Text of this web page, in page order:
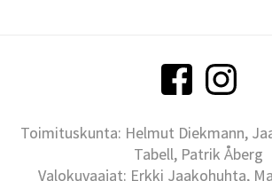
Toimituskunta: Helmut Diekmann,
Tabell, Patrik Åberg
Valokuvaajat: Erkki Jaakohuhta,